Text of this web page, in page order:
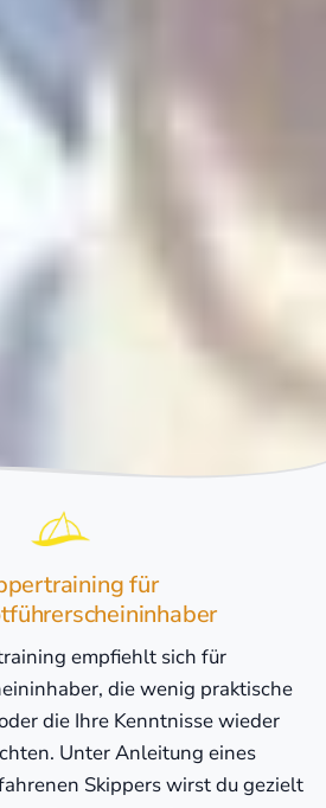
für
empfiehlt sich für
die wenig praktische
die Ihre Kenntnisse wieder
Unter Anleitung eines
Skippers wirst du gezielt